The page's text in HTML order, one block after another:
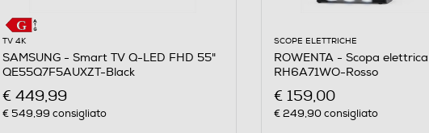
TV 4K
SAMSUNG - Smart TV Q-LED FHD 55"
QE55Q7F5AUXZT-Black
€ 449,99
€ 549,99 consigliato
SCOPE ELETTRICHE
ROWENTA - Scopa elettrica
RH6A71WO-Rosso
€ 159,00
€ 249,90consigliato